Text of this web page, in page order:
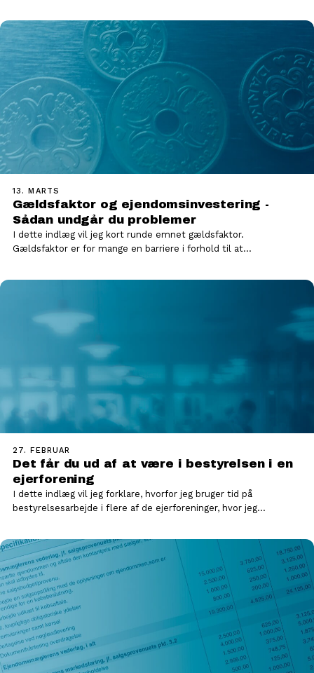
13. MARTS
Gældsfaktor og ejendomsinvestering -
Sådan undgår du problemer
I dette indlæg vil jeg kort runde emnet gældsfaktor.
Gældsfaktor er for mange en barriere i forhold til at…
27. FEBRUAR
Det får du ud af at være i bestyrelsen i en
ejerforening
I dette indlæg vil jeg forklare, hvorfor jeg bruger tid på
bestyrelsesarbejde i flere af de ejerforeninger, hvor jeg…